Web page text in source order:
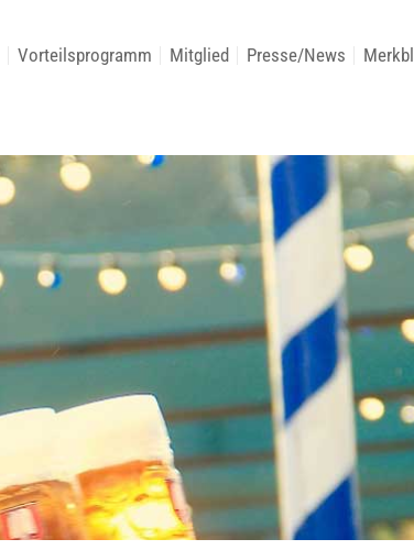
Vorteilsprogramm Mitglied Presse/News